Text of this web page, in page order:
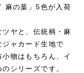
麻の葉」5色が入荷
ヤと、伝統柄・麻
ャカード生地で
物はもちろん、イ
シリーズです。